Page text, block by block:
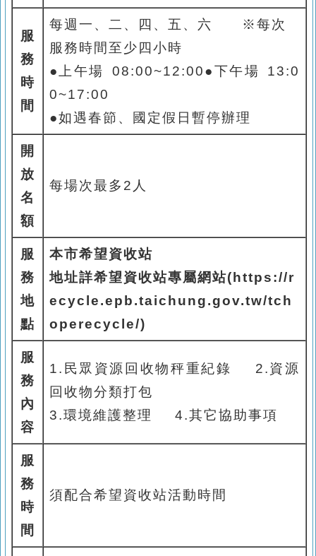
服
務
時
間
每週一、二、四、五、六 ※每次
服務時間至少四小時
●
上午場 08:00~12:00●下午場 13:0
0~17:00
●如遇春節、國定假日暫停辦理
開
放
名
額
每場次最多 2 人
服
務
地
點
本市希望資收站
地址詳希望資收站專屬網站(https://r
ecycle.epb.taichung.gov.tw/tch
operecycle/)
服
務
內
容
1. 民眾資源回收物秤重紀錄 2.資源
回收物分類打包
3.環境維護整理 4.其它協助事項
服
務
時
間
須配合希望資收站活動時間